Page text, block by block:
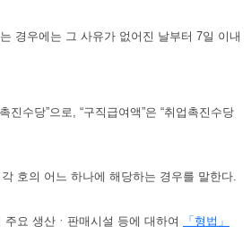
경우에는 그 사유가 없어진 날부터 7일 이내
진수당”으로, “구직급여액”은 “취업촉진수당
호의 어느 하나에 해당하는 경우를 말한다.
요 생산ㆍ판매시설 등에 대하여 「형법」